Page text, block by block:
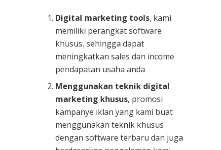
Digital marketing tools, kami
memiliki perangkat software
khusus, sehingga dapat
meningkatkan sales dan income
pendapatan usaha anda
Menggunakan teknik digital
marketing khusus, promosi
kampanye iklan yang kami buat
menggunakan teknik khusus
dengan software terbaru dan juga